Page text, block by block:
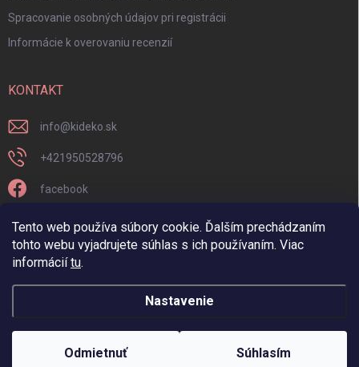
Tento web používa súbory cookie. Ďalším prechádzaním
tohto webu vyjadrujete súhlas s ich používaním. Viac
informáciítu.
Nastavenie
Odmietnuť Súhlasím
Spracovanie osobných údajov pri registrácii
Informácie k overovaniu recenzií
KONTAKT
info@kideko.sk
+421950528796
facebook
kideko.sk/
Copyright 2026 . Všetky práva vyhradené.